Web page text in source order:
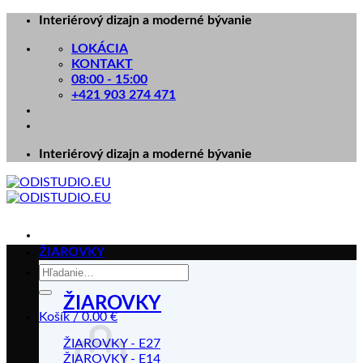
Skip
content
Interiérový dizajn a moderné bývanie
LOKÁCIA
KONTAKT
08:00 - 15:00
+421 903 274 471
Interiérový dizajn a moderné bývanie
Hľadať:
Košík /0.00€
ŽIAROVKY
ŽIAROVKY
ŽIAROVKY - E27
ŽIAROVKY - E14